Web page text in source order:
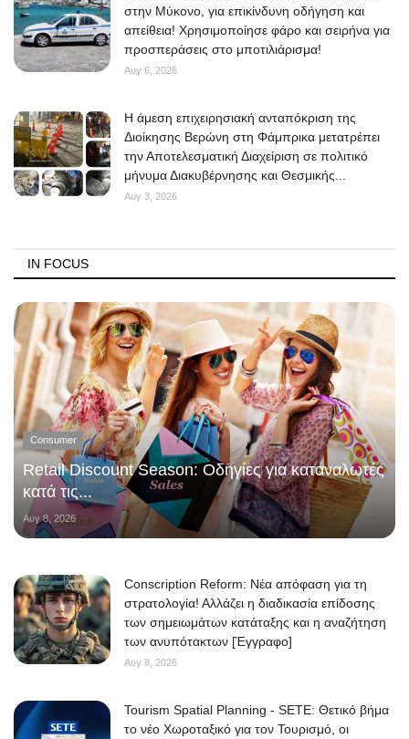
στην Μύκονο, για επικίνδυνη οδήγηση και
απείθεια! Χρησιμοποίησε φάρο και σειρήνα για
προσπεράσεις στο μποτιλιάρισμα!
Αυγ 6, 2026
Η άμεση επιχειρησιακή ανταπόκριση της
Διοίκησης Βερώνη στη Φάμπρικα μετατρέπει
την Αποτελεσματική Διαχείριση σε πολιτικό
μήνυμα Διακυβέρνησης και Θεσμικής...
Αυγ 3, 2026
IN FOCUS
Consumer
Retail Discount Season: Οδηγίες για καταναλωτές
κατά τις...
Αυγ 8, 2026
Conscription Reform: Νέα απόφαση για τη
στρατολογία! Αλλάζει η διαδικασία επίδοσης
των σημειωμάτων κατάταξης και η αναζήτηση
των ανυπότακτων [Έγγραφο]
Αυγ 8, 2026
Tourism Spatial Planning - SETE: Θετικό βήμα
το νέο Χωροταξικό για τον Τουρισμό, οι